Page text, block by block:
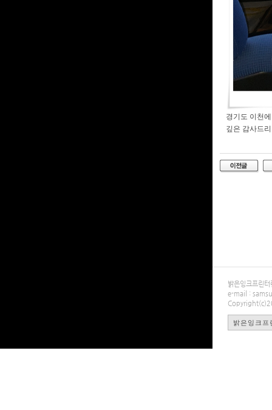
경기도 이천
깊은 감사드
밝은잉크프
e-mail :
밝은잉크프